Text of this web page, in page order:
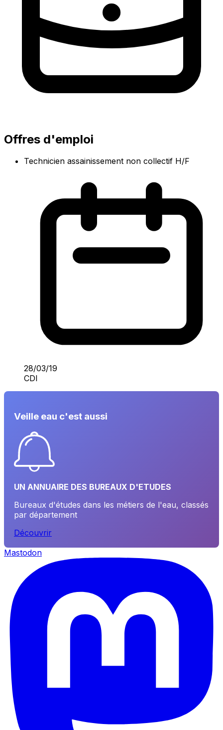
Offres d'emploi
Technicien assainissement non collectif H/F
28/03/19
CDI
Veille eau c'est aussi
UN ANNUAIRE DES BUREAUX D'ETUDES
Bureaux d'études dans les métiers de l'eau, classés
par département
Découvrir
Mastodon